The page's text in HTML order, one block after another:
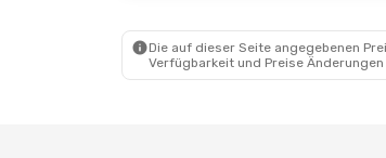
Die auf dieser Seite angegebenen
Verfügbarkeit und Preise